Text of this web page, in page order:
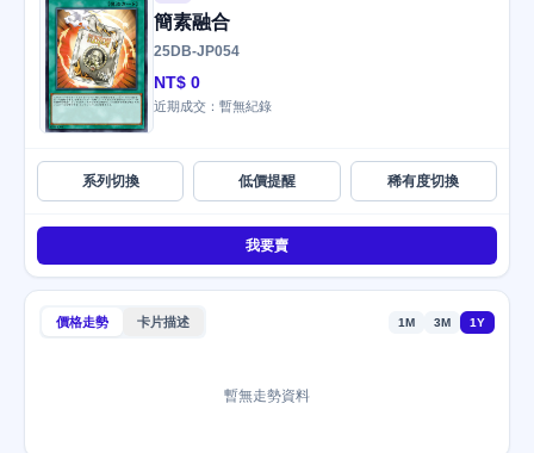
簡素融合
25DB-JP054
NT$ 0
近期成交：暫無紀錄
系列切換 低價提醒 稀有度切換
我要賣
價格走勢 卡片描述 1M 3M 1Y
暫無走勢資料